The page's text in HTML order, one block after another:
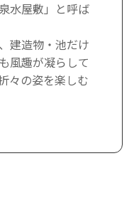
水屋敷」と呼ば
建造物・池だけ
風趣が凝らして
々の姿を楽しむ